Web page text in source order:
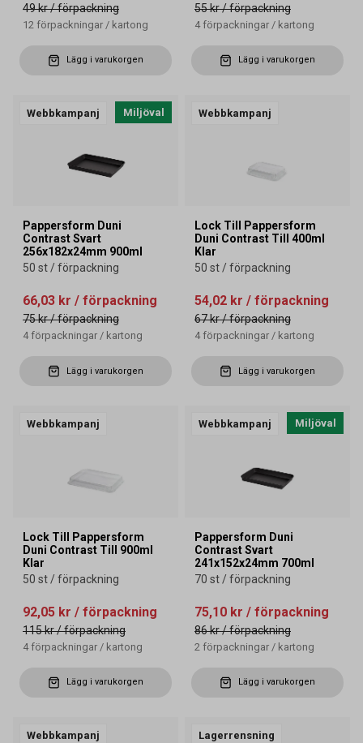
49 kr/ förpackning
12 förpackningar / kartong
Lägg i varukorgen
55 kr/ förpackning
4 förpackningar / kartong
Lägg i varukorgen
Webbkampanj Miljöval
Pappersform Duni
Contrast Svart
256x182x24mm 900ml
50 st / förpackning
66,03 kr / förpackning
75 kr/ förpackning
4 förpackningar / kartong
Lägg i varukorgen
Webbkampanj
Lock Till Pappersform
Duni Contrast Till 400ml
Klar
50 st / förpackning
54,02 kr / förpackning
67 kr/ förpackning
4 förpackningar / kartong
Lägg i varukorgen
Webbkampanj
Lock Till Pappersform
Duni Contrast Till 900ml
Klar
50 st / förpackning
92,05 kr / förpackning
115 kr/ förpackning
4 förpackningar / kartong
Lägg i varukorgen
Webbkampanj Miljöval
Pappersform Duni
Contrast Svart
241x152x24mm 700ml
70 st / förpackning
75,10 kr / förpackning
86 kr/ förpackning
2 förpackningar / kartong
Lägg i varukorgen
Webbkampanj Lagerrensning